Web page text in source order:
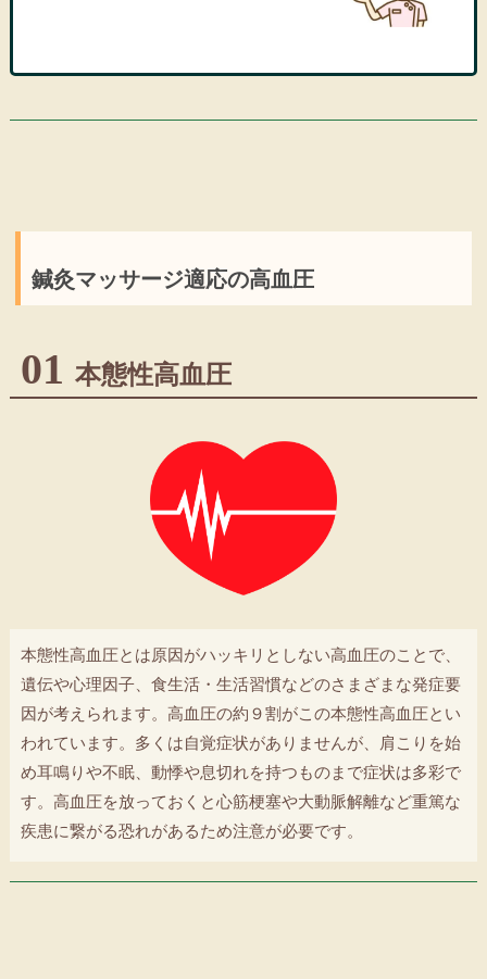
鍼灸マッサージ適応の高血圧
01 本態性高血圧
本態性高血圧とは原因がハッキリとしない高血圧のことで、
遺伝や心理因子、食生活・生活習慣などのさまざまな発症要
因が考えられます。高血圧の約９割がこの本態性高血圧とい
われています。多くは自覚症状がありませんが、肩こりを始
め耳鳴りや不眠、動悸や息切れを持つものまで症状は多彩で
す。高血圧を放っておくと心筋梗塞や大動脈解離など重篤な
疾患に繋がる恐れがあるため注意が必要です。